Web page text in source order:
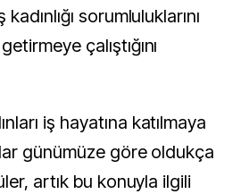
sorumluluklarını
çalıştığını
iş hayatına katılmaya
günümüze göre oldukça
artık bu konuyla ilgili